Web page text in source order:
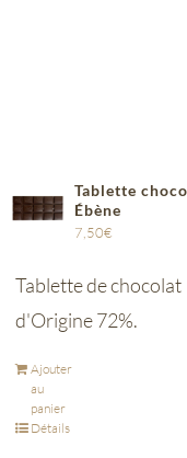
Tablette
Ébène
7,50€
Tablette de chocolat
d'Origine 72%.
Ajouter
au
panier
Détails